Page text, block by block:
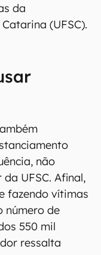
da
(UFSC).
não
UFSC. Afinal,
fazendo vítimas
número de
550 mil
ressalta